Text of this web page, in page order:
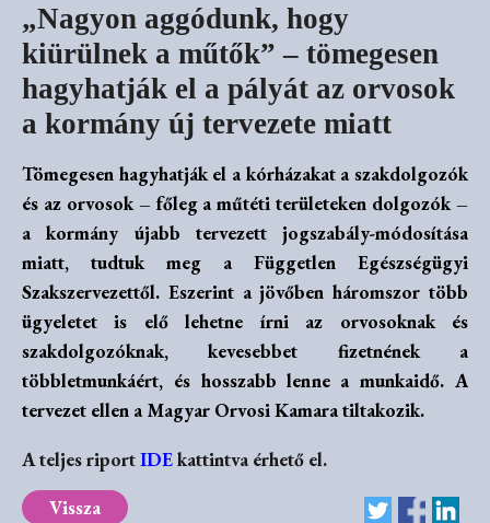
„Nagyon aggódunk, hogy
kiürülnek a műtők” – tömegesen
hagyhatják el a pályát az orvosok
a kormány új tervezete miatt
Tömegesen hagyhatják el a kórházakat a szakdolgozók
és az orvosok – főleg a műtéti területeken dolgozók –
a kormány újabb tervezett jogszabály-módosítása
miatt, tudtuk meg a Független Egészségügyi
Szakszervezettől. Eszerint a jövőben háromszor több
ügyeletet is elő lehetne írni az orvosoknak és
szakdolgozóknak, kevesebbet fizetnének a
többletmunkáért, és hosszabb lenne a munkaidő. A
tervezet ellen a Magyar Orvosi Kamara tiltakozik.
A teljes riportIDEkattintva érhető el.
Vissza